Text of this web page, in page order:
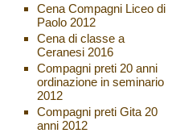
Cena Compagni Liceo di
Paolo 2012
Cena di classe a
Ceranesi 2016
Compagni preti 20 anni
ordinazione in seminario
2012
Compagni preti Gita 20
anni 2012